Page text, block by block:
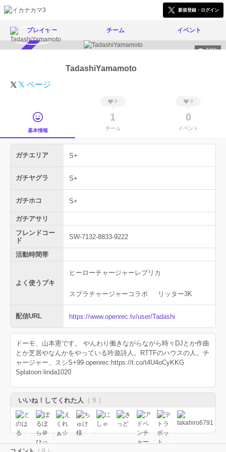
新規登録・ログイン
プレイヤー チーム イベント
586
TadashiYamamoto
𝕏 ページ
基本情報
0
1
チーム
0
0
イベント
ガチエリア S+
ガチヤグラ S+
ガチホコ S+
ガチアサリ
フレンドコー
ド
SW-7132-8833-9222
活動時間帯
よく使うブキ
ヒーローチャージャーレプリカ
スプラチャージャーコラボ リッター3K
配信URL https://www.openrec.tv/user/Tadashi
ドーモ、山本憲です。 やんわり働きながらながら時々DJとか作曲
とか芝居やなんかをやっている吟遊詩人。RTTFのハウスの人。チ
ャージャー、スシS+99 openrec:https://t.co/t4U4oCyKKG
Splatoon:linda1020
いいね！してくれた人 （ 9 ）